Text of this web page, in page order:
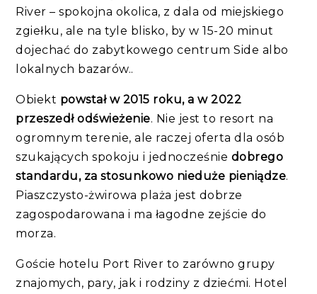
River – spokojna okolica, z dala od miejskiego
zgiełku, ale na tyle blisko, by w 15-20 minut
dojechać do zabytkowego centrum Side albo
lokalnych bazarów..
Obiekt powstał w 2015 roku, a w 2022
przeszedł odświeżenie. Nie jest to resort na
ogromnym terenie, ale raczej oferta dla osób
szukających spokoju i jednocześnie dobrego
standardu, za stosunkowo nieduże pieniądze.
Piaszczysto-żwirowa plaża jest dobrze
zagospodarowana i ma łagodne zejście do
morza.
Goście hotelu Port River to zarówno grupy
znajomych, pary, jak i rodziny z dziećmi. Hotel